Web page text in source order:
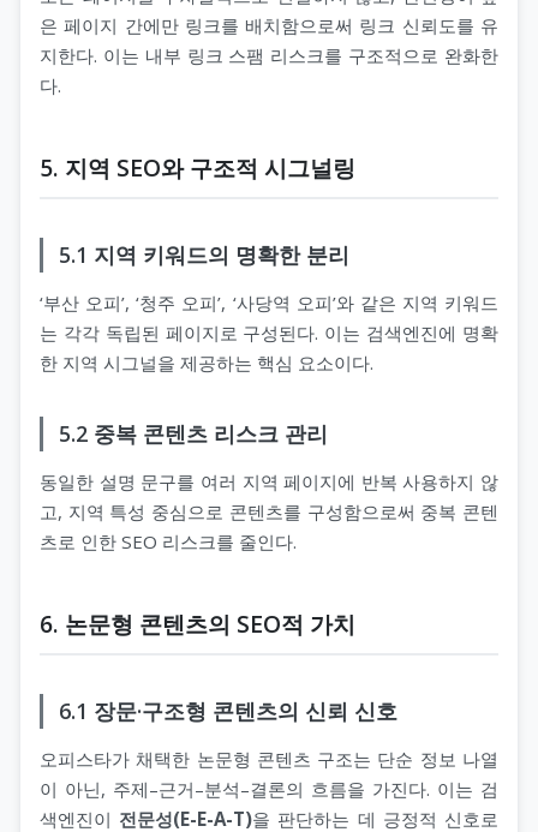
은 페이지 간에만 링크를 배치함으로써 링크 신뢰도를 유
지한다. 이는 내부 링크 스팸 리스크를 구조적으로 완화한
다.
5. 지역 SEO와 구조적 시그널링
5.1 지역 키워드의 명확한 분리
‘부산 오피’, ‘청주 오피’, ‘사당역 오피’와 같은 지역 키워드
는 각각 독립된 페이지로 구성된다. 이는 검색엔진에 명확
한 지역 시그널을 제공하는 핵심 요소이다.
5.2 중복 콘텐츠 리스크 관리
동일한 설명 문구를 여러 지역 페이지에 반복 사용하지 않
고, 지역 특성 중심으로 콘텐츠를 구성함으로써 중복 콘텐
츠로 인한 SEO 리스크를 줄인다.
6. 논문형 콘텐츠의 SEO적 가치
6.1 장문·구조형 콘텐츠의 신뢰 신호
오피스타가 채택한 논문형 콘텐츠 구조는 단순 정보 나열
이 아닌, 주제–근거–분석–결론의 흐름을 가진다. 이는 검
색엔진이 전문성(E-E-A-T)을 판단하는 데 긍정적 신호로